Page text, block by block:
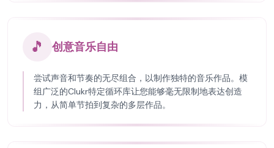
🎵 创意音乐自由
尝试声音和节奏的无尽组合，以制作独特的音乐作品。模
组广泛的Clukr特定循环库让您能够毫无限制地表达创造
力，从简单节拍到复杂的多层作品。